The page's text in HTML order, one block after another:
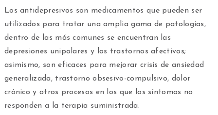
Los antidepresivos son medicamentos que pueden ser
utilizados para tratar una amplia gama de patologías,
dentro de las más comunes se encuentran las
depresiones unipolares y los trastornos afectivos;
asimismo, son eficaces para mejorar crisis de ansiedad
generalizada, trastorno obsesivo-compulsivo, dolor
crónico y otros procesos en los que los síntomas no
responden a la terapia suministrada.